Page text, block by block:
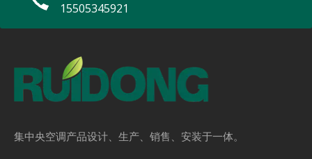
15505345921
集中央空调产品设计、生产、销售、安装于一体。